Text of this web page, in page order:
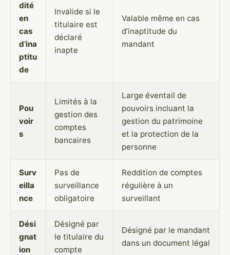
dité
en
cas
d’ina
ptitu
de
Invalide si le
titulaire est
déclaré
inapte
Valable même en cas
d’inaptitude du
mandant
Pou
voir
s
Limités à la
gestion des
comptes
bancaires
Large éventail de
pouvoirs incluant la
gestion du patrimoine
et la protection de la
personne
Surv
eilla
nce
Pas de
surveillance
obligatoire
Reddition de comptes
régulière à un
surveillant
Dési
gnat
ion
Désigné par
le titulaire du
compte
Désigné par le mandant
dans un document légal